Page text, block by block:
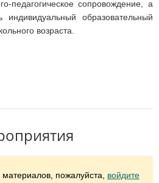
педагогическое сопровождение, а
индивидуальный образовательный
возраста.
пожалуйста, войдите